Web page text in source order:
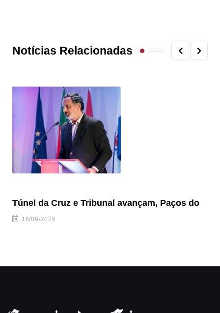
Notícias Relacionadas
Túnel da Cruz e Tribunal avançam, Paços do
16/06/2026